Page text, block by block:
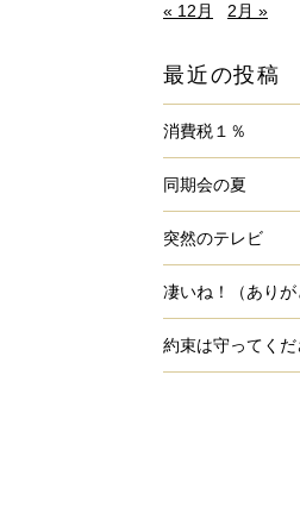
« 12月 2月 »
最近の投稿
消費税１％
同期会の夏
突然のテレビ
凄いね！（ありが
約束は守ってくだ